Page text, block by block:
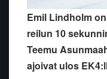
Emil Lindholm
reilun 10
Teemu
ajoivat ulos